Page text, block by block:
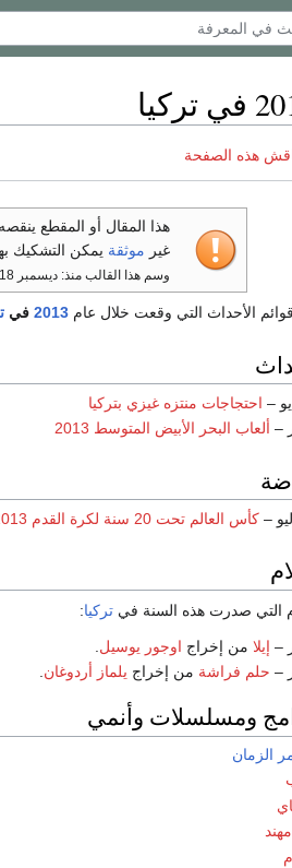
تركيا
هذه الصفحة
هذا المقال أو المقطع ينقصه
غير موثقة يمكن التشكيك بها
وسم هذا القالب منذ: ديسمبر 2018
الأحداث التي وقعت خلال عام 2013 في
احتجاجات منتزه غيزي بتركيا
ألعاب البحر الأبيض المتوسط 2013
كأس العالم تحت 20 سنة لكرة القدم 2013
التي صدرت هذه السنة في تركيا:
إيلا من إخراج اوجور يوسيل
حلم فراشة من إخراج يلماز أردوغان.
ومسلسلات وأنمي
الزمان